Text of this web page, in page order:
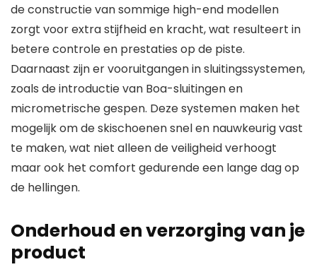
de constructie van sommige high-end modellen
zorgt voor extra stijfheid en kracht, wat resulteert in
betere controle en prestaties op de piste.
Daarnaast zijn er vooruitgangen in sluitingssystemen,
zoals de introductie van Boa-sluitingen en
micrometrische gespen. Deze systemen maken het
mogelijk om de skischoenen snel en nauwkeurig vast
te maken, wat niet alleen de veiligheid verhoogt
maar ook het comfort gedurende een lange dag op
de hellingen.
Onderhoud en verzorging van je
product